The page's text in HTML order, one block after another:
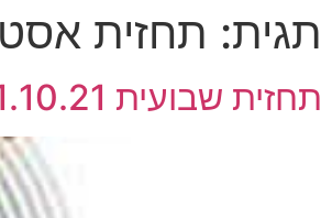
תגית: תחזית
תחזית שבועית 31.10.21